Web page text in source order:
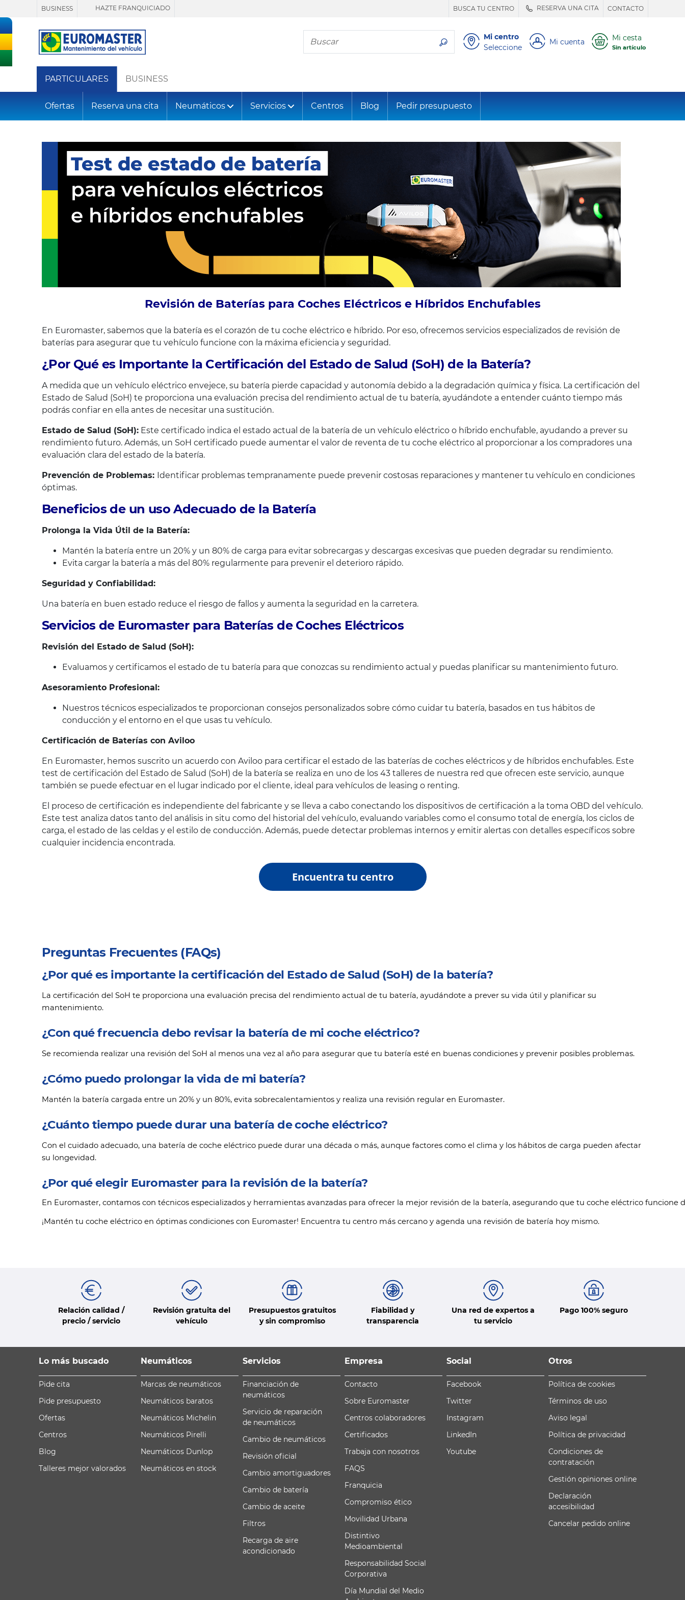
BUSINESS HAZTE FRANQUICIADO BUSCA TU CENTRO RESERVA UNA CITA CONTACTO
Busca tu neumático
Mi centro
Seleccione
Mi cuenta Mi cesta
Sin artículo
PARTICULARES BUSINESS
Ofertas Reserva una cita Neumáticos Servicios Centros Blog Pedir presupuesto
Revisión de Baterías para Coches Eléctricos e Híbridos Enchufables
En Euromaster, sabemos que la batería es el corazón de tu coche eléctrico e híbrido. Por eso, ofrecemos servicios especializados de revisión de
baterías para asegurar que tu vehículo funcione con la máxima eficiencia y seguridad.
¿Por Qué es Importante la Certificación del Estado de Salud (SoH) de la Batería?
A medida que un vehículo eléctrico envejece, su batería pierde capacidad y autonomía debido a la degradación química y física. La certificación del
Estado de Salud (SoH) te proporciona una evaluación precisa del rendimiento actual de tu batería, ayudándote a entender cuánto tiempo más
podrás confiar en ella antes de necesitar una sustitución.
Estado de Salud (SoH): Este certificado indica el estado actual de la batería de un vehículo eléctrico o híbrido enchufable, ayudando a prever su
rendimiento futuro. Además, un SoH certificado puede aumentar el valor de reventa de tu coche eléctrico al proporcionar a los compradores una
evaluación clara del estado de la batería.
Prevención de Problemas: Identificar problemas tempranamente puede prevenir costosas reparaciones y mantener tu vehículo en condiciones
óptimas.
Beneficios de un uso Adecuado de la Batería
Prolonga la Vida Útil de la Batería:
Mantén la batería entre un 20% y un 80% de carga para evitar sobrecargas y descargas excesivas que pueden degradar su rendimiento.
Evita cargar la batería a más del 80% regularmente para prevenir el deterioro rápido.
Seguridad y Confiabilidad:
Una batería en buen estado reduce el riesgo de fallos y aumenta la seguridad en la carretera.
Servicios de Euromaster para Baterías de Coches Eléctricos
Revisión del Estado de Salud (SoH):
Evaluamos y certificamos el estado de tu batería para que conozcas su rendimiento actual y puedas planificar su mantenimiento futuro.
Asesoramiento Profesional:
Nuestros técnicos especializados te proporcionan consejos personalizados sobre cómo cuidar tu batería, basados en tus hábitos de
conducción y el entorno en el que usas tu vehículo.
Certificación de Baterías con Aviloo
En Euromaster, hemos suscrito un acuerdo con Aviloo para certificar el estado de las baterías de coches eléctricos y de híbridos enchufables. Este
test de certificación del Estado de Salud (SoH) de la batería se realiza en uno de los 43 talleres de nuestra red que ofrecen este servicio, aunque
también se puede efectuar en el lugar indicado por el cliente, ideal para vehículos de leasing o renting.
El proceso de certificación es independiente del fabricante y se lleva a cabo conectando los dispositivos de certificación a la toma OBD del vehículo.
Este test analiza datos tanto del análisis in situ como del historial del vehículo, evaluando variables como el consumo total de energía, los ciclos de
carga, el estado de las celdas y el estilo de conducción. Además, puede detectar problemas internos y emitir alertas con detalles específicos sobre
cualquier incidencia encontrada.
Encuentra tu centro
Preguntas Frecuentes (FAQs)
¿Por qué es importante la certificación del Estado de Salud (SoH) de la batería?
La certificación del SoH te proporciona una evaluación precisa del rendimiento actual de tu batería, ayudándote a prever su vida útil y planificar su
mantenimiento.
¿Con qué frecuencia debo revisar la batería de mi coche eléctrico?
Se recomienda realizar una revisión del SoH al menos una vez al año para asegurar que tu batería esté en buenas condiciones y prevenir posibles problemas.
¿Cómo puedo prolongar la vida de mi batería?
Mantén la batería cargada entre un 20% y un 80%, evita sobrecalentamientos y realiza una revisión regular en Euromaster.
¿Cuánto tiempo puede durar una batería de coche eléctrico?
Con el cuidado adecuado, una batería de coche eléctrico puede durar una década o más, aunque factores como el clima y los hábitos de carga pueden afectar
su longevidad.
¿Por qué elegir Euromaster para la revisión de la batería?
En Euromaster, contamos con técnicos especializados y herramientas avanzadas para ofrecer la mejor revisión de la batería, asegurando que tu coche eléctrico funcione
¡Mantén tu coche eléctrico en óptimas condiciones con Euromaster! Encuentra tu centro más cercano y agenda una revisión de batería hoy mismo.
Relación calidad /
precio / servicio
Revisión gratuita del
vehículo
Presupuestos gratuitos
y sin compromiso
Fiabilidad y
transparencia
Una red de expertos a
tu servicio
Pago 100% seguro
Lo más buscado
Pide cita
Pide presupuesto
Ofertas
Centros
Blog
Talleres mejor valorados
Neumáticos
Marcas de neumáticos
Neumáticos baratos
Neumáticos Michelin
Neumáticos Pirelli
Neumáticos Dunlop
Neumáticos en stock
Servicios
Financiación de
neumáticos
Servicio de reparación
de neumáticos
Cambio de neumáticos
Revisión oficial
Cambio amortiguadores
Cambio de batería
Cambio de aceite
Filtros
Recarga de aire
acondicionado
Empresa
Contacto
Sobre Euromaster
Centros colaboradores
Certificados
Trabaja con nosotros
FAQS
Franquicia
Compromiso ético
Movilidad Urbana
Distintivo
Medioambiental
Responsabilidad Social
Corporativa
Día Mundial del Medio
Social
Facebook
Twitter
Instagram
LinkedIn
Youtube
Otros
Política de cookies
Términos de uso
Aviso legal
Política de privacidad
Condiciones de
contratación
Gestión opiniones online
Declaración
accesibilidad
Cancelar pedido online